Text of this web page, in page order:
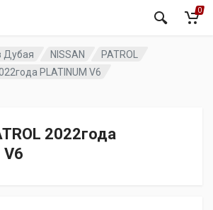
0
Дубая NISSAN
PATROL
PLATINUM V6
2022года
V6